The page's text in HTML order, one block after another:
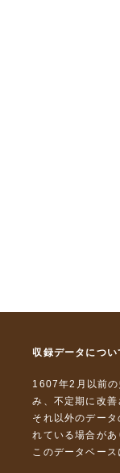
収録データについ
1607年2月以前の
み、不定期に改善
それ以外のデー
れている場合があ
このデータベース